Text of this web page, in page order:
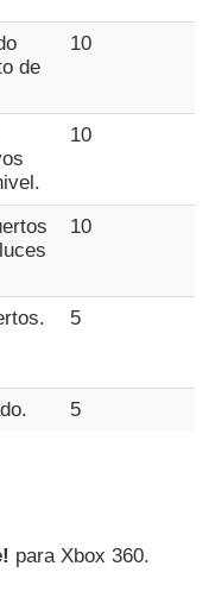
de
10
10
10
5
5
para Xbox 360.